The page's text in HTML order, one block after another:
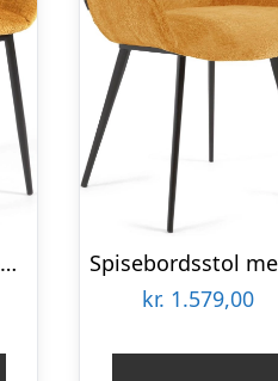
Spisebordsstol med armlæn Kave Home Konna i sennepsgul chenille og sort metal
kr. 1.579,00